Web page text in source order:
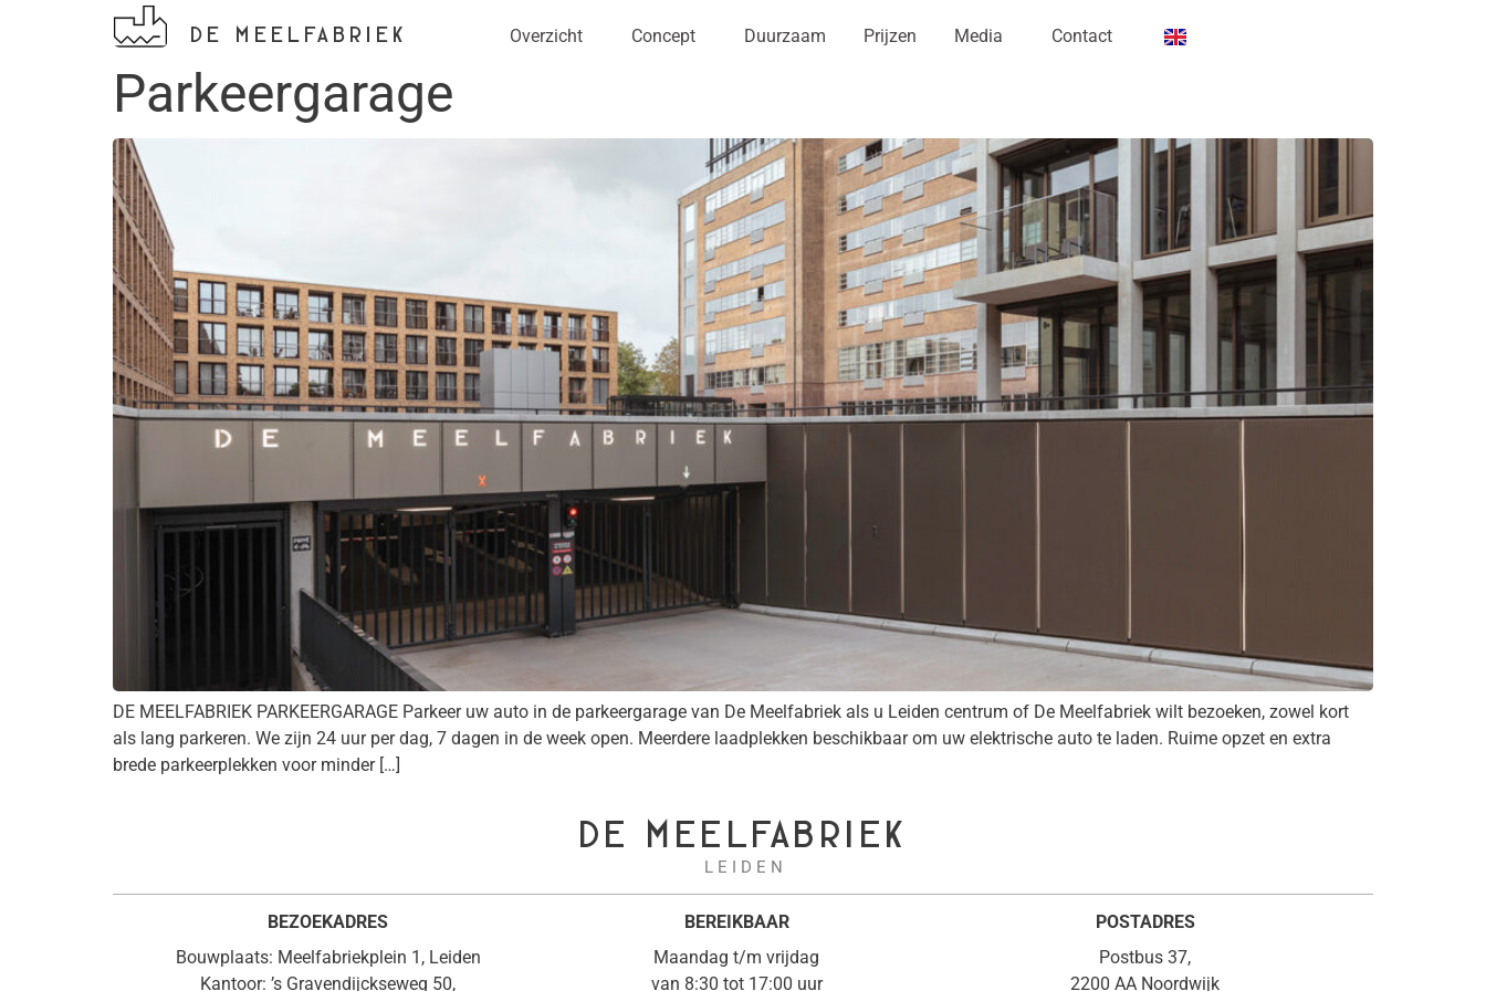
DE MEELFABRIEK Overzicht Concept Duurzaam Prijzen Media Contact
Parkeergarage
DE MEELFABRIEK PARKEERGARAGE Parkeer uw auto in de parkeergarage van De Meelfabriek als u Leiden centrum of De Meelfabriek wilt bezoeken, zowel kort
als lang parkeren. We zijn 24 uur per dag, 7 dagen in de week open. Meerdere laadplekken beschikbaar om uw elektrische auto te laden. Ruime opzet en extra
brede parkeerplekken voor minder […]
DE MEELFABRIEK
L E I D E N
BEZOEKADRES
Bouwplaats: Meelfabriekplein 1, Leiden
Kantoor: ’s Gravendijckseweg 50,
BEREIKBAAR
Maandag t/m vrijdag
van 8:30 tot 17:00 uur
POSTADRES
Postbus 37,
2200 AA Noordwijk